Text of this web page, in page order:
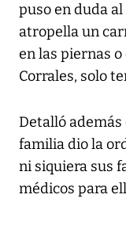
puso en duda
atropella un
en las piernas
Corrales, solo
Detalló además
familia dio la
ni siquiera sus
médicos para